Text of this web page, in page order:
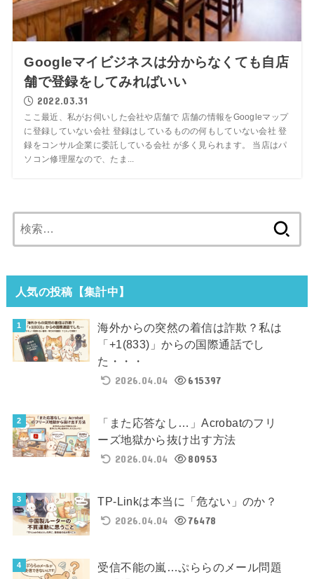
Googleマイビジネスは分からなくても自店
舗で登録をしてみればいい
2022.03.31
ここ最近、私がお伺いした会社や店舗で 店舗の情報をGoogleマップ
に登録していない会社 登録はしているものの何もしていない会社 登
録をコンサル企業に委託している会社 が多く見られます。 当店はパ
ソコン修理屋なので、たま...
索:
人気の投稿【集計中】
海外からの突然の着信は詐欺？私は
「+1(833)」からの国際通話でし
た・・・
2026.04.04
615397
「また応答なし…」Acrobatのフリ
ーズ地獄から抜け出す方法
2026.04.04
80953
TP-Linkは本当に「危ない」のか？
2026.04.04
76478
受信不能の嵐…ぷららのメール問題